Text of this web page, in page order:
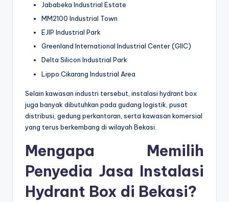
Jababeka Industrial Estate
MM2100 Industrial Town
EJIP Industrial Park
Greenland International Industrial Center (GIIC)
Delta Silicon Industrial Park
Lippo Cikarang Industrial Area
Selain kawasan industri tersebut, instalasi hydrant box
juga banyak dibutuhkan pada gudang logistik, pusat
distribusi, gedung perkantoran, serta kawasan komersial
yang terus berkembang di wilayah Bekasi.
Mengapa Memilih
Penyedia Jasa Instalasi
Hydrant Box di Bekasi?